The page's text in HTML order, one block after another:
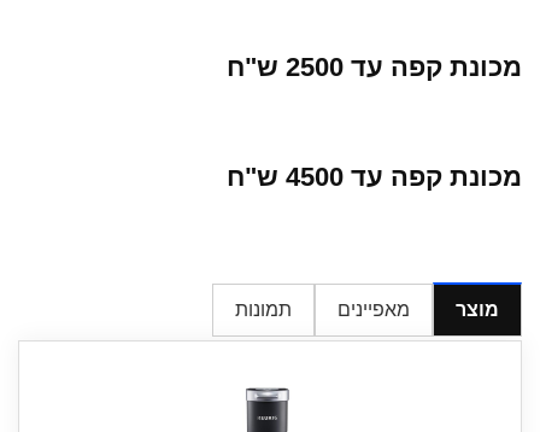
מכונת קפה עד 2500 ש"ח
מכונת קפה עד 4500 ש"ח
מוצר מאפיינים תמונות